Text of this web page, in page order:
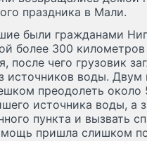
праздника в Мали.
были гражданами
более 300 километров
после чего грузовик
источников воды.
преодолеть около
источника воды, а
пункта и вызвать
пришла слишком